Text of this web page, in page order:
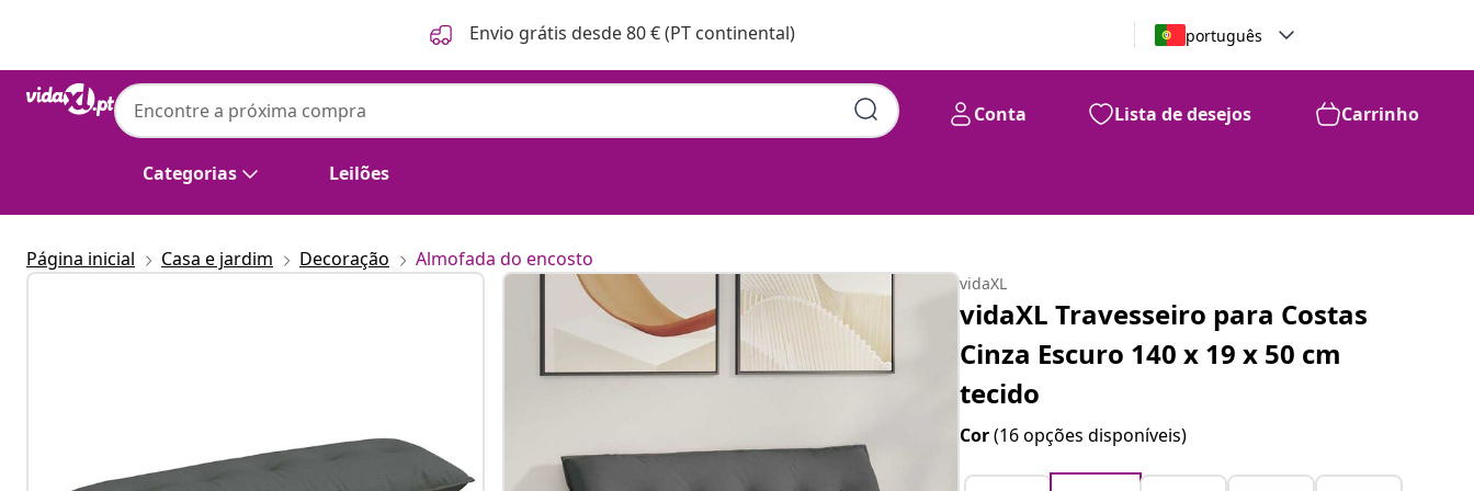
Envio grátis desde 80 € (PT continental) português
Categorias Leilões
Conta Lista de desejos Carrinho
Página inicial Casa e jardim Decoração Almofada do encosto
vidaXL
vidaXL Travesseiro para Costas
Cinza Escuro 140 x 19 x 50 cm
tecido
Cor(16 opções disponíveis)